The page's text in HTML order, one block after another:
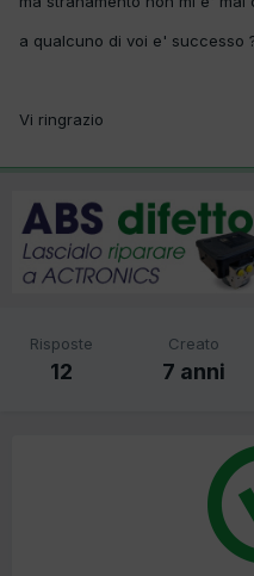
a qualcuno di voi e' successo
Vi ringrazio
Risposte
12
Creato
7 anni